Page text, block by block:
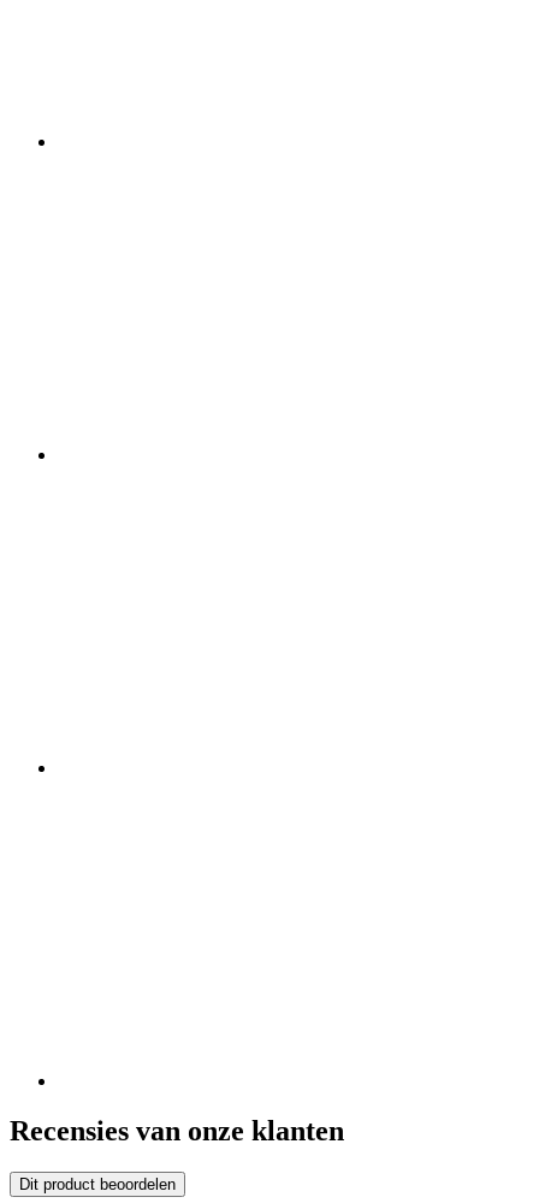
Recensies van onze klanten
Dit product beoordelen